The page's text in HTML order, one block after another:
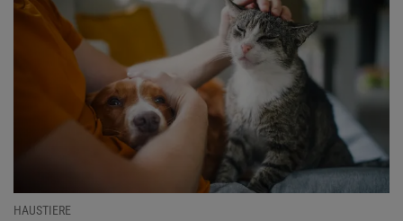
HAUSTIERE